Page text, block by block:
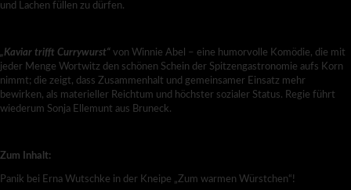
und Lachen füllen zu dürfen.
„Kaviar trifft Currywurst“ von Winnie Abel – eine humorvolle Komödie, die mit
jeder Menge Wortwitz den schönen Schein der Spitzengastronomie aufs Korn
nimmt; die zeigt, dass Zusammenhalt und gemeinsamer Einsatz mehr
bewirken, als materieller Reichtum und höchster sozialer Status. Regie führt
wiederum Sonja Ellemunt aus Bruneck.
Zum Inhalt:
Panik bei Erna Wutschke in der Kneipe „Zum warmen Würstchen“!